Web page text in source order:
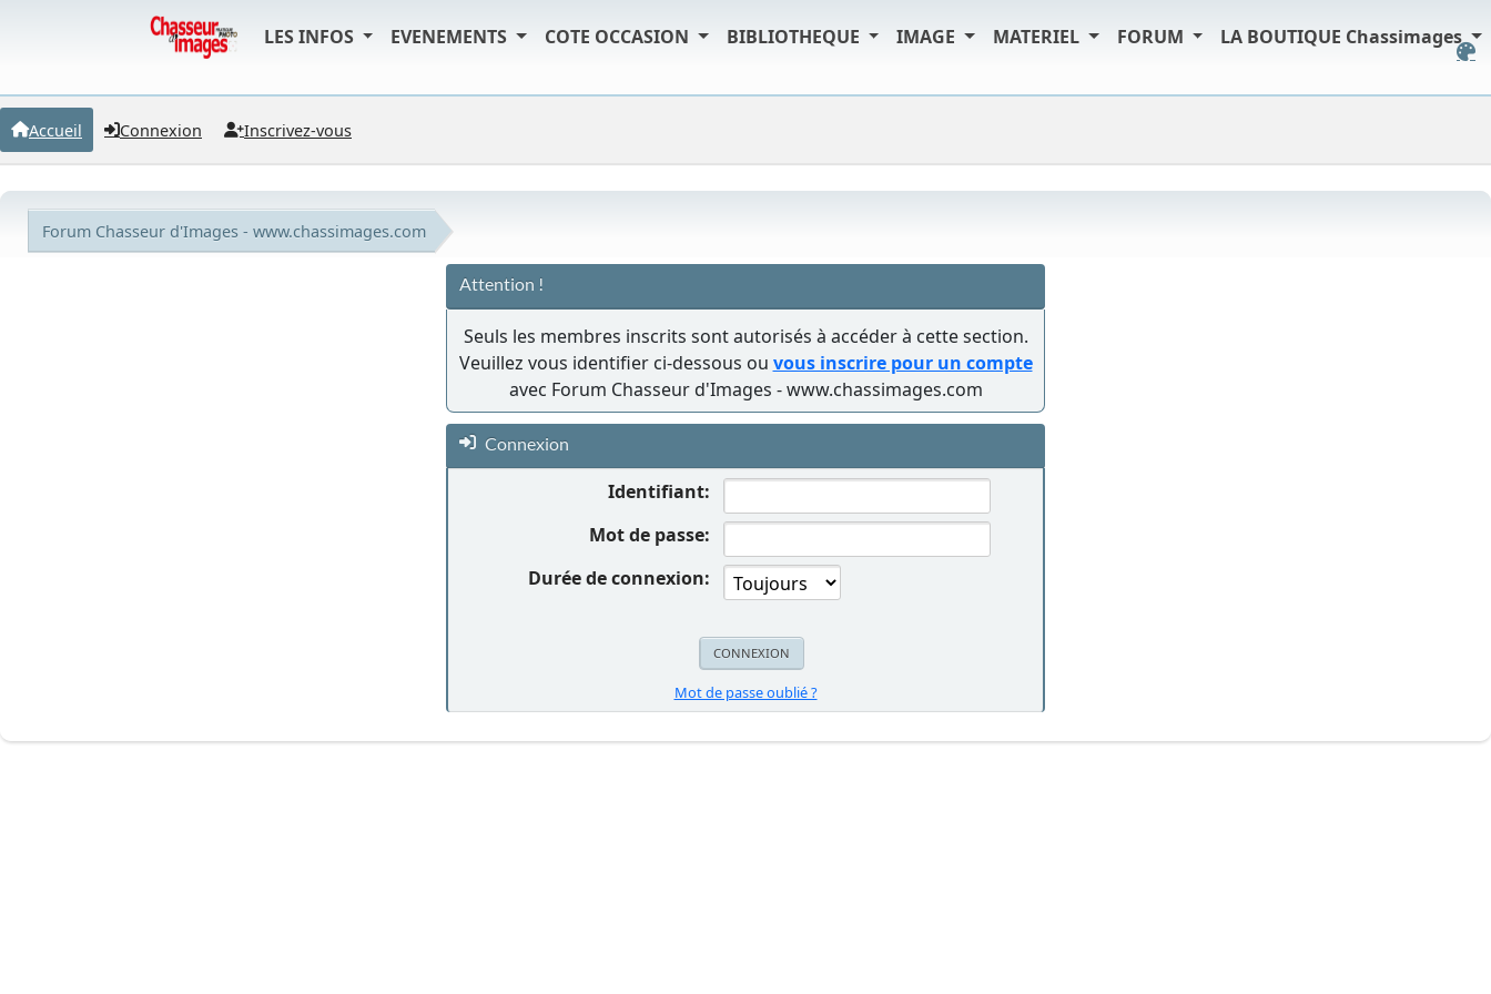
LES INFOS EVENEMENTS COTE OCCASION BIBLIOTHEQUE IMAGE MATERIEL FORUM LA BOUTIQUE Chassimages
Accueil Connexion Inscrivez-vous
Forum Chasseur d'Images - www.chassimages.com
Attention !
Seuls les membres inscrits sont autorisés à accéder à cette section.
Veuillez vous identifier ci-dessous ou vous inscrire pour un compte
avec Forum Chasseur d'Images - www.chassimages.com
Connexion
Identifiant:
Mot de passe:
Durée de connexion:
Mot de passe oublié ?